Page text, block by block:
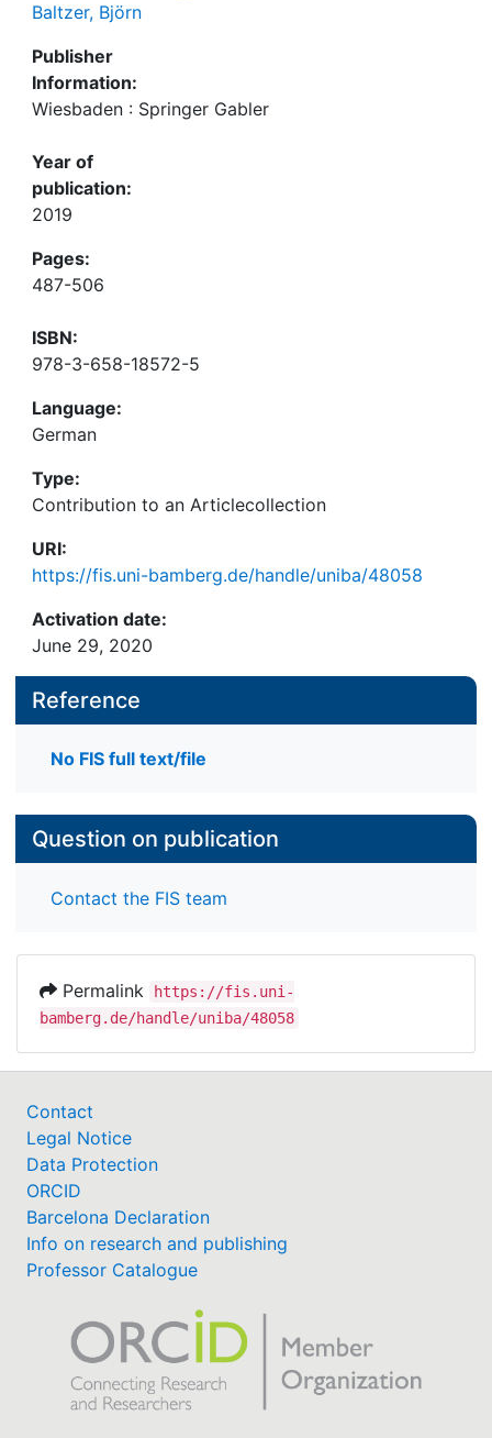
Baltzer, Björn
Publisher
Information:
Wiesbaden : Springer Gabler
Year of
publication:
2019
Pages:
487-506
ISBN:
978-3-658-18572-5
Language:
German
Type:
Contribution to an Articlecollection
URI:
https://fis.uni-bamberg.de/handle/uniba/48058
Activation date:
June 29, 2020
Reference
No FIS full text/file
Question on publication
Contact the FIS team
Permalink
https://fis.uni-
bamberg.de/handle/uniba/48058
Contact
Legal Notice
Data Protection
ORCID
Barcelona Declaration
Info on research and publishing
Professor Catalogue